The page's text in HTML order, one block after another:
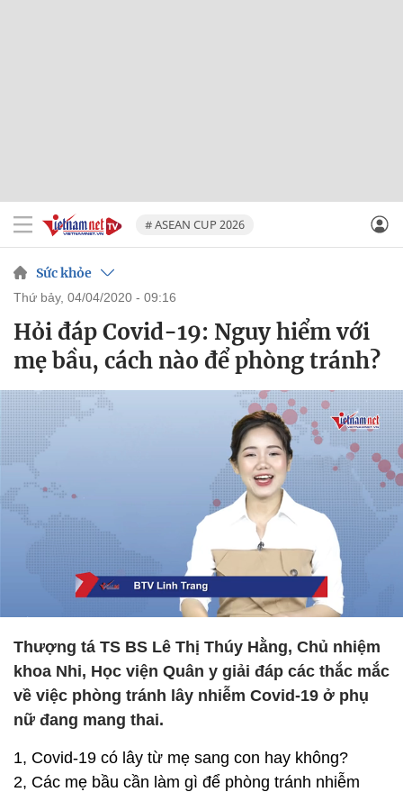
# ASEAN CUP 2026
Sức khỏe
thứ bảy, 04/04/2020 - 09:16
Hỏi đáp Covid-19: Nguy hiểm với
mẹ bầu, cách nào để phòng tránh?
Thượng tá TS BS Lê Thị Thúy Hằng, Chủ nhiệm
khoa Nhi, Học viện Quân y giải đáp các thắc mắc
về việc phòng tránh lây nhiễm Covid-19 ở phụ
nữ đang mang thai.
1, Covid-19 có lây từ mẹ sang con hay không?
2, Các mẹ bầu cần làm gì để phòng tránh nhiễm